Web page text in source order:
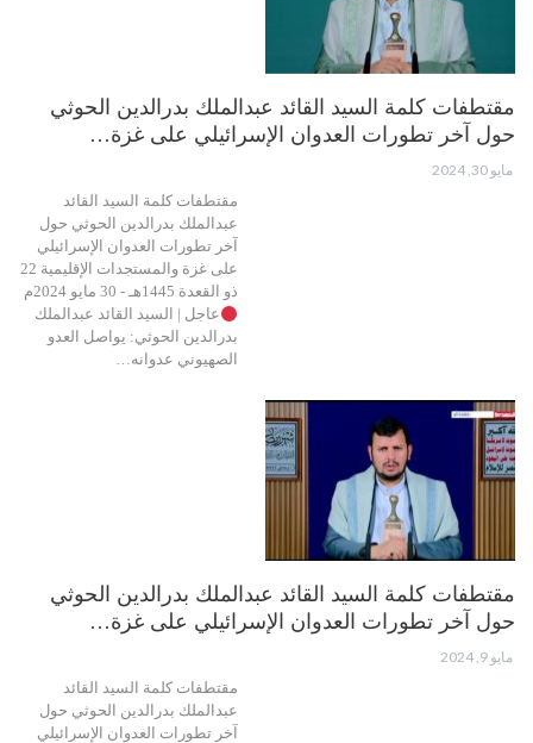
مقتطفات كلمة السيد القائد عبدالملك بدرالدين الحوثي
حول آخر تطورات العدوان الإسرائيلي على غزة…
مايو 30, 2024
مقتطفات كلمة السيد القائد
عبدالملك بدرالدين الحوثي حول
آخر تطورات العدوان الإسرائيلي
على غزة والمستجدات الإقليمية 22
ذو القعدة 1445هـ - 30 مايو 2024م
عاجل | السيد القائد عبدالملك
بدرالدين الحوثي: يواصل العدو
الصهيوني عدوانه…
مقتطفات كلمة السيد القائد عبدالملك بدرالدين الحوثي
حول آخر تطورات العدوان الإسرائيلي على غزة…
مايو 9, 2024
مقتطفات كلمة السيد القائد
عبدالملك بدرالدين الحوثي حول
آخر تطورات العدوان الإسرائيلي